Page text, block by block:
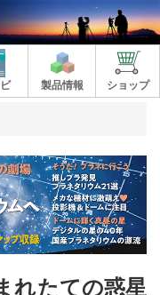
製品情報 ショップ
れたての惑星